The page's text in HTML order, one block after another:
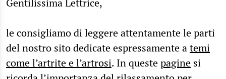
le consigliamo di leggere attentamente le parti
del nostro sito dedicate espressamente atemi
come l’artrite e l’artrosi. In questepagine si